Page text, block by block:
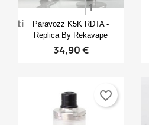
Anteprima
Paravozz K5K RDTA -
Replica By Rekavape
34,90 €
1
voti
favorite_border